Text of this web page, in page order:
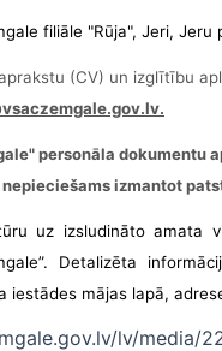
filiāle "Rūja", Jeri, Jeru
(CV) un izglītību
.
personāla
izmantot
uz izsludināto amata
Detalizēta
iestādes mājas lapā,
lv/media/